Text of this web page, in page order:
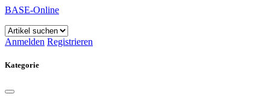
BASE-Online
Anmelden Registrieren
Kategorie